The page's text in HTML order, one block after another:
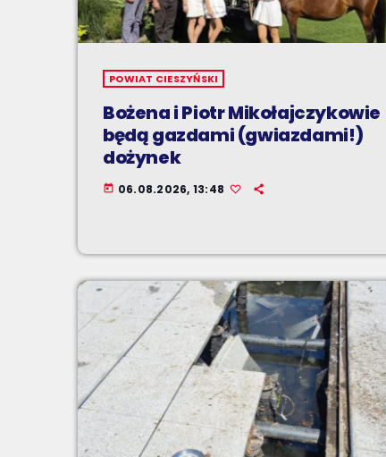
POWIAT CIESZYŃSKI
Bożena i Piotr Mikołajczykowie
będą gazdami (gwiazdami!)
dożynek
today 06.08.2026, 13:48